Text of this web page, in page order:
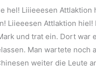
hel! Liiieeesen
Liieeesen Attlaktion hiel!
und trat ein. Dort war
Man wartete noch
weiter die Leute